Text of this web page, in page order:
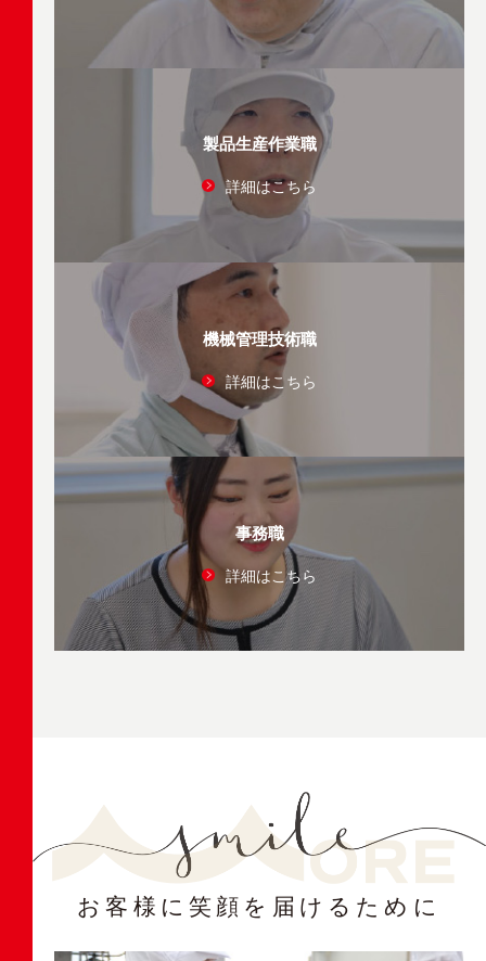
製品生産作業職
詳細はこちら
機械管理技術職
詳細はこちら
事務職
詳細はこちら
お客様に笑顔を届けるために